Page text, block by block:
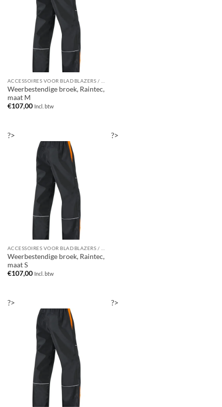
Weerbestendige broek, Raintec,
maat M
€107,00 Incl. btw
?>
Weerbestendige broek, Raintec,
maat S
€107,00 Incl. btw
?>
?> ?>